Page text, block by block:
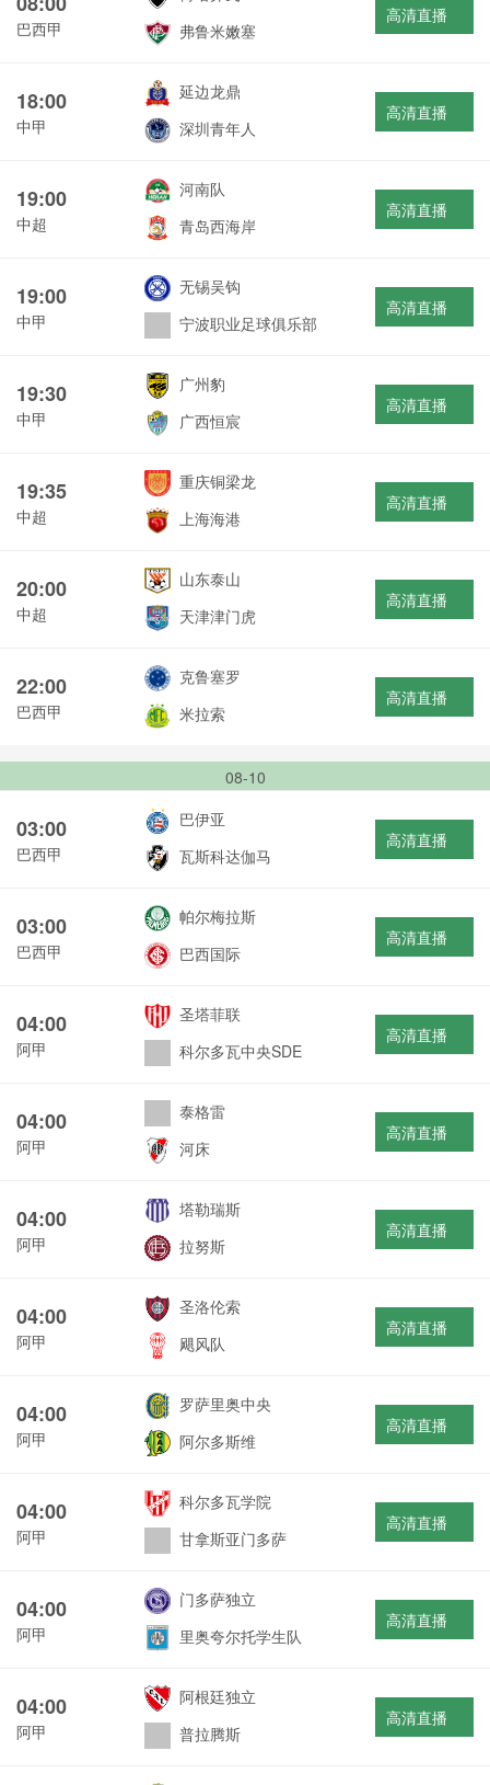
巴西甲
弗鲁米嫩塞
高清直播
18:00
中甲
延边龙鼎
深圳青年人
高清直播
19:00
中超
河南队
青岛西海岸
高清直播
19:00
中甲
无锡吴钩
宁波职业足球俱乐部
高清直播
19:30
中甲
广州豹
广西恒宸
高清直播
19:35
中超
重庆铜梁龙
上海海港
高清直播
20:00
中超
山东泰山
天津津门虎
高清直播
22:00
巴西甲
克鲁塞罗
米拉索
高清直播
08-10
03:00
巴西甲
巴伊亚
瓦斯科达伽马
高清直播
03:00
巴西甲
帕尔梅拉斯
巴西国际
高清直播
04:00
阿甲
圣塔菲联
科尔多瓦中央SDE
高清直播
04:00
阿甲
泰格雷
河床
高清直播
04:00
阿甲
塔勒瑞斯
拉努斯
高清直播
04:00
阿甲
圣洛伦索
飓风队
高清直播
04:00
阿甲
罗萨里奥中央
阿尔多斯维
高清直播
04:00
阿甲
科尔多瓦学院
甘拿斯亚门多萨
高清直播
04:00
阿甲
门多萨独立
里奥夸尔托学生队
高清直播
04:00
阿甲
阿根廷独立
普拉腾斯
高清直播